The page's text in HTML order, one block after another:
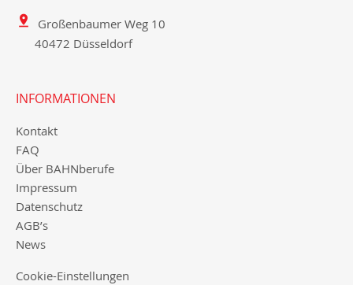
Großenbaumer Weg 10
40472 Düsseldorf
INFORMATIONEN
Kontakt
FAQ
Über BAHNberufe
Impressum
Datenschutz
AGB’s
News
Cookie-Einstellungen